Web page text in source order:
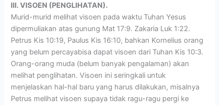
III. VISOEN (PENGLIHATAN).
Murid-murid melihat visoen pada waktu Tuhan Yesus
dipermuliakan atas gunung Mat 17:9. Zakaria Luk 1:22.
Petrus Kis 10:19, Paulus Kis 16:10, bahkan Kornelius orang
yang belum percayabisa dapat visoen dari Tuhan Kis 10:3.
Orang-orang muda (belum banyak pengalaman) akan
melihat penglihatan. Visoen ini seringkali untuk
menjelaskan hal-hal baru yang harus dilakukan, misalnya
Petrus melihat visoen supaya tidak ragu-ragu pergi ke